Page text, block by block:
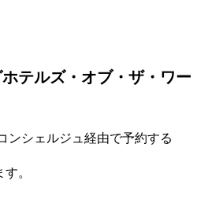
テルズ・オブ・ザ・ワー
ンシェルジュ経由で予約する
。